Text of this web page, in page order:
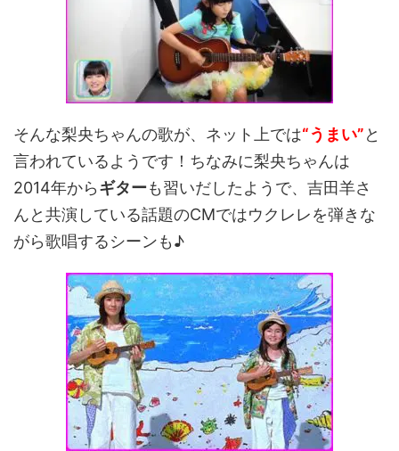
そんな梨央ちゃんの歌が、ネット上では“うまい”と
言われているようです！ちなみに梨央ちゃんは
2014年からギターも習いだしたようで、吉田羊さ
んと共演している話題のCMではウクレレを弾きな
がら歌唱するシーンも♪